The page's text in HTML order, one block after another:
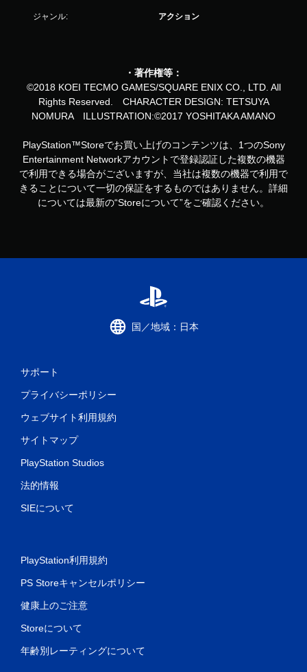
ジャンル: アクション
・著作権等：
©2018 KOEI TECMO GAMES/SQUARE ENIX CO., LTD. All
Rights Reserved. CHARACTER DESIGN: TETSUYA
NOMURA ILLUSTRATION:©2017 YOSHITAKA AMANO
PlayStation™Storeでお買い上げのコンテンツは、1つのSony
Entertainment Networkアカウントで登録認証した複数の機器
で利用できる場合がございますが、当社は複数の機器で利用で
きることについて一切の保証をするものではありません。詳細
については最新の“Storeについて”をご確認ください。
国／地域：日本
サポート
プライバシーポリシー
ウェブサイト利用規約
サイトマップ
PlayStation Studios
法的情報
SIEについて
PlayStation利用規約
PS Storeキャンセルポリシー
健康上のご注意
Storeについて
年齢別レーティングについて